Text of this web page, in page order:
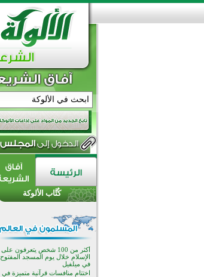
كُتَّاب الألوكة
القرآن والتربية في صدارة البرامج
الصيفية للمسلمين في بينزا
وساراتوف وموردوفيا هذا العام
اختتام الدورة التاسعة لمسابقة
وتلاوة القرآن الكريم في أزناكاييف
الإسلام خلال يوم المسجد المفتوح
في ميلفيل
اختتام منافسات قرآنية متميزة في
أكثر من 400 طالب يشاركون في
مسابقة المعلومات الإسلامية
بأستراليا